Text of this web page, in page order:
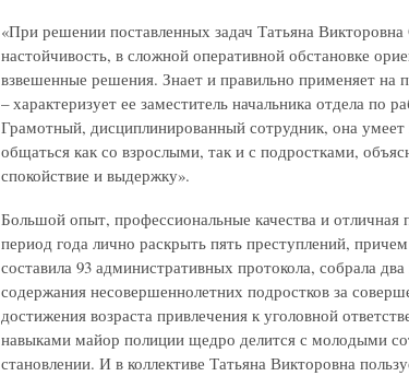
«При решении поставленных задач Татьяна
настойчивость, в сложной оперативной обстановке
взвешенные решения. Знает и правильно применяет на
– характеризует ее заместитель начальника отдела
Грамотный, дисциплинированный сотрудник, она умеет
общаться как со взрослыми, так и с подростками,
спокойствие и выдержку».
Большой опыт, профессиональные качества и
период года лично раскрыть пять преступлений,
составила 93 административных протокола, собрала
содержания несовершеннолетних подростков за
достижения возраста привлечения к уголовной
навыками майор полиции щедро делится с молодыми
становлении. И в коллективе Татьяна Викторовна